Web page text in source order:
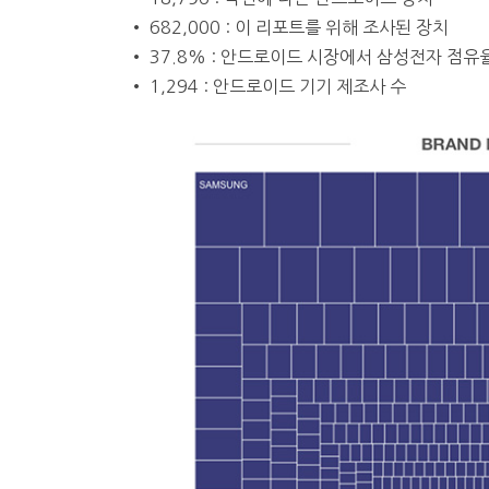
• 682,000 : 이 리포트를 위해 조사된 장치
• 37.8% : 안드로이드 시장에서 삼성전자 점유
• 1,294 : 안드로이드 기기 제조사 수